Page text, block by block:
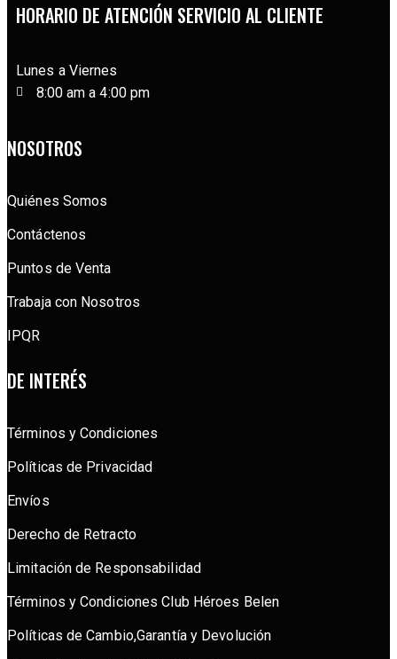
HORARIO DE ATENCIÓN SERVICIO AL CLIENTE
Lunes a Viernes
8:00 am a 4:00 pm
NOSOTROS
Quiénes Somos
Contáctenos
Puntos de Venta
Trabaja con Nosotros
IPQR
DE INTERÉS
Términos y Condiciones
Políticas de Privacidad
Envíos
Derecho de Retracto
Limitación de Responsabilidad
Términos y Condiciones Club Héroes Belen
Políticas de Cambio,Garantía y Devolución